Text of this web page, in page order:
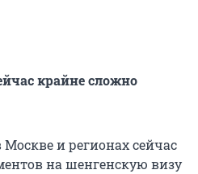
крайне сложно
и регионах сейчас
на шенгенскую визу